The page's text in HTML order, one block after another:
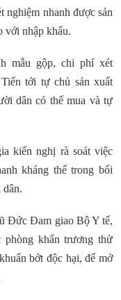
nghiệm nhanh được sản
với nhập khẩu.
mẫu gộp, chi phí xét
tới tự chủ sản xuất
dân có thể mua và tự
kiến nghị rà soát việc
kháng thể trong bối
dân.
Đức Đam giao Bộ Y tế,
khẩn trương thử
bớt độc hại, để mở